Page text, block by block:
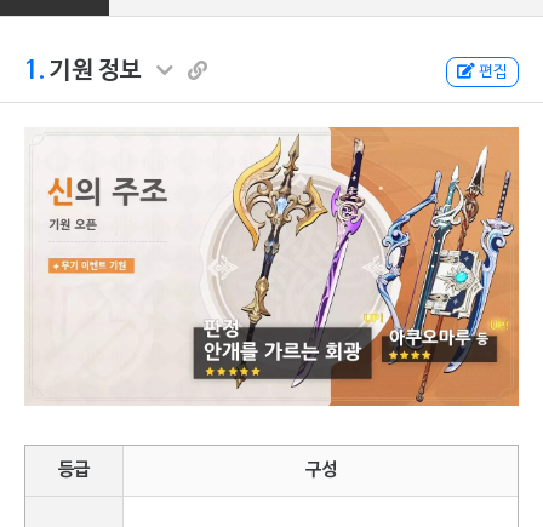
1. 기원 정보 편집
등급 구성